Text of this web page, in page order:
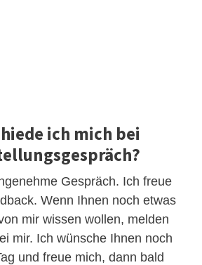
ich mich bei
Gespräch. Ich freue
Wenn Ihnen noch etwas
mir wissen wollen, melden
mir. Ich wünsche Ihnen noch
und freue mich, dann bald